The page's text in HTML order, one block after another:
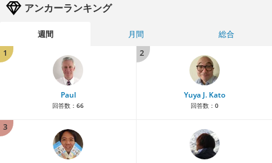
アンカーランキング
週間 月間
総合
1
Paul
回答数： 66
2
Yuya J. Kato
回答数： 0
3